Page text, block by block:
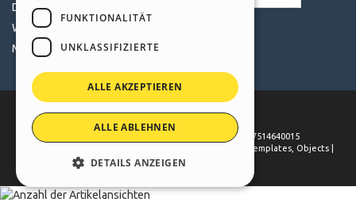
Downloads
Webhosting
Meine Credits
. All rights reserved. P.IVA IT07514640015
Templates Objects
Privacy Policy
FUNKTIONALITÄT
UNKLASSIFIZIERTE
ALLE AKZEPTIEREN
ALLE ABLEHNEN
DETAILS ANZEIGEN